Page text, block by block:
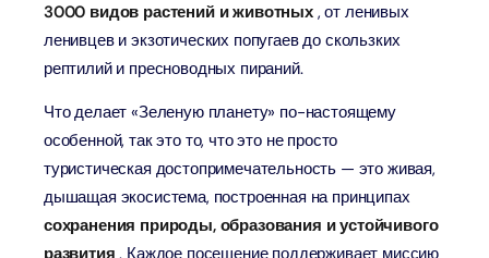
3000 видов растений и животных, от ленивых
ленивцев и экзотических попугаев до скользких
рептилий и пресноводных пираний.
Что делает «Зеленую планету» по-настоящему
особенной, так это то, что это не просто
туристическая достопримечательность — это живая,
дышащая экосистема, построенная на принципах
сохранения природы, образования и устойчивого
развития . Каждое посещение поддерживает миссию